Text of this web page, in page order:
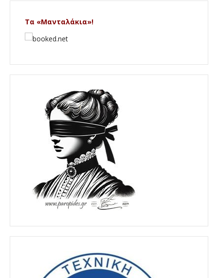
Τα «Μανταλάκια»!